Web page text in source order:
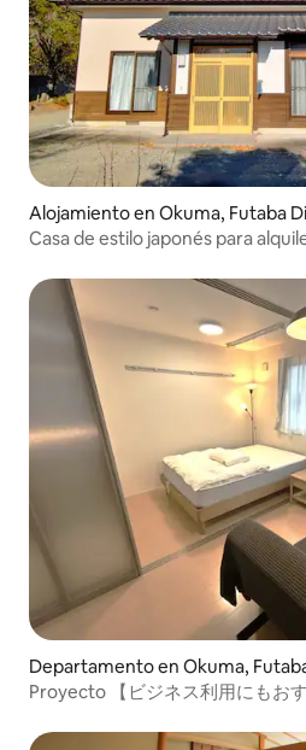
Alojamiento en Okuma, Futaba
Casa de estilo japonés para
Departamento en Okuma,
Proyecto 【ビジネス利用にもお